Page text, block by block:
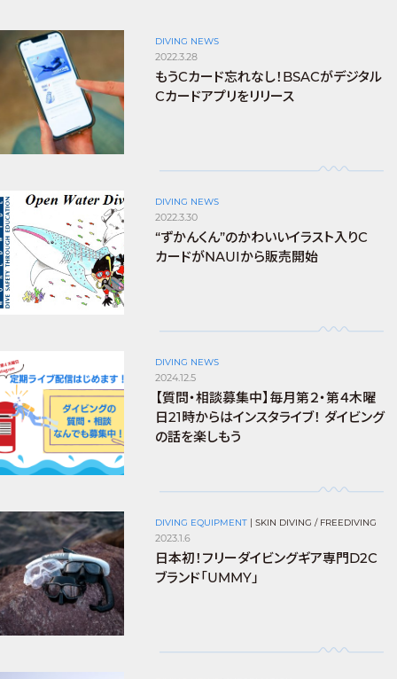
DIVING NEWS
2022.3.28
もうCカード忘れなし！BSACがデジタル
Cカードアプリをリリース
DIVING NEWS
2022.3.30
“ずかんくん”のかわいいイラスト入りC
カードがNAUIから販売開始
DIVING NEWS
2024.12.5
【質問・相談募集中】毎月第２・第４木曜
日21時からはインスタライブ！ ダイビング
の話を楽しもう
DIVING EQUIPMENT |SKIN DIVING / FREEDIVING
2023.1.6
日本初！フリーダイビングギア専門D2C
ブランド「UMMY」